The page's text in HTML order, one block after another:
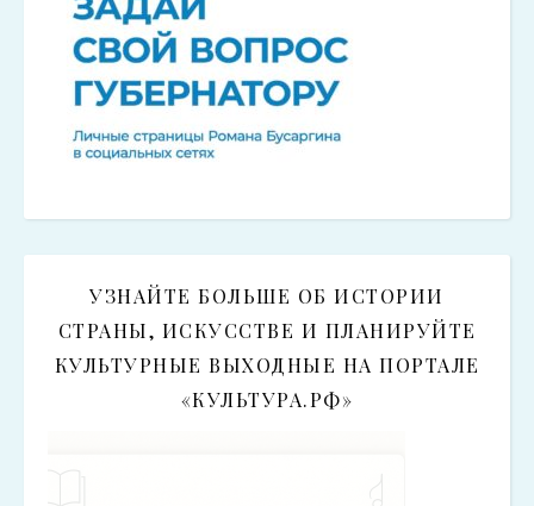
УЗНАЙТЕ БОЛЬШЕ ОБ ИСТОРИИ
СТРАНЫ, ИСКУССТВЕ И ПЛАНИРУЙТЕ
КУЛЬТУРНЫЕ ВЫХОДНЫЕ НА ПОРТАЛЕ
«КУЛЬТУРА.РФ»